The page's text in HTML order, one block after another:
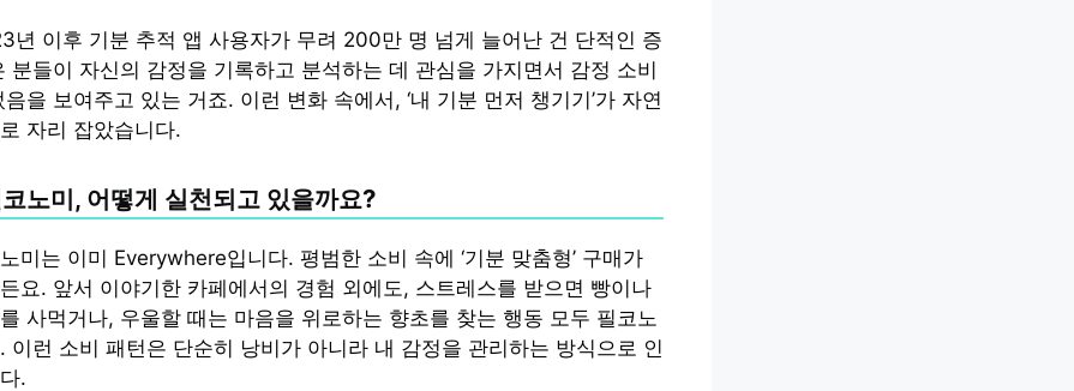
년 이후 기분 추적 앱 사용자가 무려 200만 명 넘게 늘어난 건 단적인 증
분들이 자신의 감정을 기록하고 분석하는 데 관심을 가지면서 감정 소비
을 보여주고 있는 거죠. 이런 변화 속에서, ‘내 기분 먼저 챙기기’가 자연
자리 잡았습니다.
노미, 어떻게 실천되고 있을까요?
미는 이미 Everywhere입니다. 평범한 소비 속에 ‘기분 맞춤형’ 구매가
요. 앞서 이야기한 카페에서의 경험 외에도, 스트레스를 받으면 빵이나
사먹거나, 우울할 때는 마음을 위로하는 향초를 찾는 행동 모두 필코노
이런 소비 패턴은 단순히 낭비가 아니라 내 감정을 관리하는 방식으로 인
.